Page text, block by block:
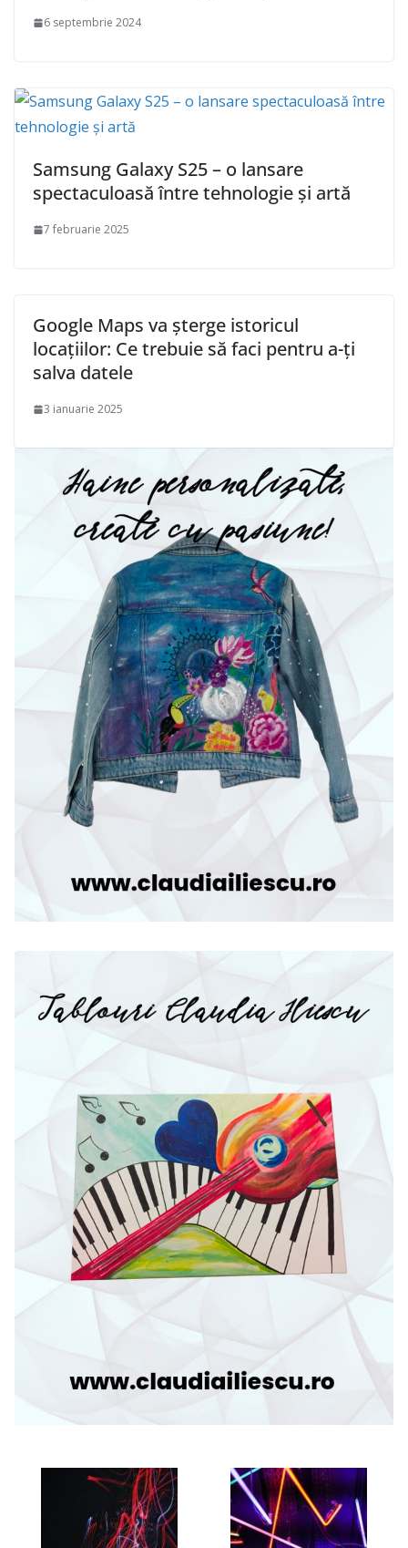
6 septembrie 2024
Samsung Galaxy S25 – o lansare
spectaculoasă între tehnologie și artă
7 februarie 2025
Google Maps va șterge istoricul
locațiilor: Ce trebuie să faci pentru a-ți
salva datele
3 ianuarie 2025